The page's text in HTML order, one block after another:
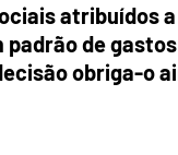
atribuídos
de
obriga-o